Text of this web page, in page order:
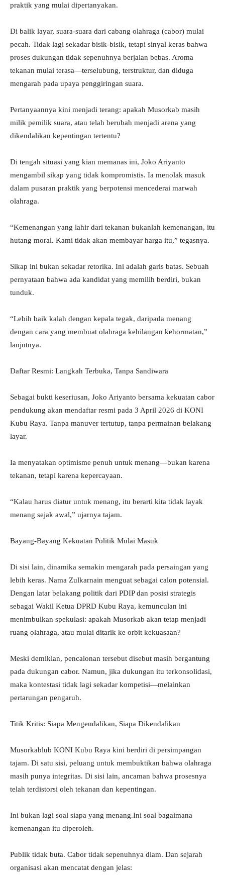
praktik yang mulai dipertanyakan.
Di balik layar, suara-suara dari cabang olahraga (cabor) mulai
pecah. Tidak lagi sekadar bisik-bisik, tetapi sinyal keras bahwa
proses dukungan tidak sepenuhnya berjalan bebas. Aroma
tekanan mulai terasa—terselubung, terstruktur, dan diduga
mengarah pada upaya penggiringan suara.
Pertanyaannya kini menjadi terang: apakah Musorkab masih
milik pemilik suara, atau telah berubah menjadi arena yang
dikendalikan kepentingan tertentu?
Di tengah situasi yang kian memanas ini, Joko Ariyanto
mengambil sikap yang tidak kompromistis. Ia menolak masuk
dalam pusaran praktik yang berpotensi mencederai marwah
olahraga.
“Kemenangan yang lahir dari tekanan bukanlah kemenangan, itu
hutang moral. Kami tidak akan membayar harga itu,” tegasnya.
Sikap ini bukan sekadar retorika. Ini adalah garis batas. Sebuah
pernyataan bahwa ada kandidat yang memilih berdiri, bukan
tunduk.
“Lebih baik kalah dengan kepala tegak, daripada menang
dengan cara yang membuat olahraga kehilangan kehormatan,”
lanjutnya.
Daftar Resmi: Langkah Terbuka, Tanpa Sandiwara
Sebagai bukti keseriusan, Joko Ariyanto bersama kekuatan cabor
pendukung akan mendaftar resmi pada 3 April 2026 di KONI
Kubu Raya. Tanpa manuver tertutup, tanpa permainan belakang
layar.
Ia menyatakan optimisme penuh untuk menang—bukan karena
tekanan, tetapi karena kepercayaan.
“Kalau harus diatur untuk menang, itu berarti kita tidak layak
menang sejak awal,” ujarnya tajam.
Bayang-Bayang Kekuatan Politik Mulai Masuk
Di sisi lain, dinamika semakin mengarah pada persaingan yang
lebih keras. Nama Zulkarnain menguat sebagai calon potensial.
Dengan latar belakang politik dari PDIP dan posisi strategis
sebagai Wakil Ketua DPRD Kubu Raya, kemunculan ini
menimbulkan spekulasi: apakah Musorkab akan tetap menjadi
ruang olahraga, atau mulai ditarik ke orbit kekuasaan?
Meski demikian, pencalonan tersebut disebut masih bergantung
pada dukungan cabor. Namun, jika dukungan itu terkonsolidasi,
maka kontestasi tidak lagi sekadar kompetisi—melainkan
pertarungan pengaruh.
Titik Kritis: Siapa Mengendalikan, Siapa Dikendalikan
Musorkablub KONI Kubu Raya kini berdiri di persimpangan
tajam. Di satu sisi, peluang untuk membuktikan bahwa olahraga
masih punya integritas. Di sisi lain, ancaman bahwa prosesnya
telah terdistorsi oleh tekanan dan kepentingan.
Ini bukan lagi soal siapa yang menang.Ini soal bagaimana
kemenangan itu diperoleh.
Publik tidak buta. Cabor tidak sepenuhnya diam. Dan sejarah
organisasi akan mencatat dengan jelas: